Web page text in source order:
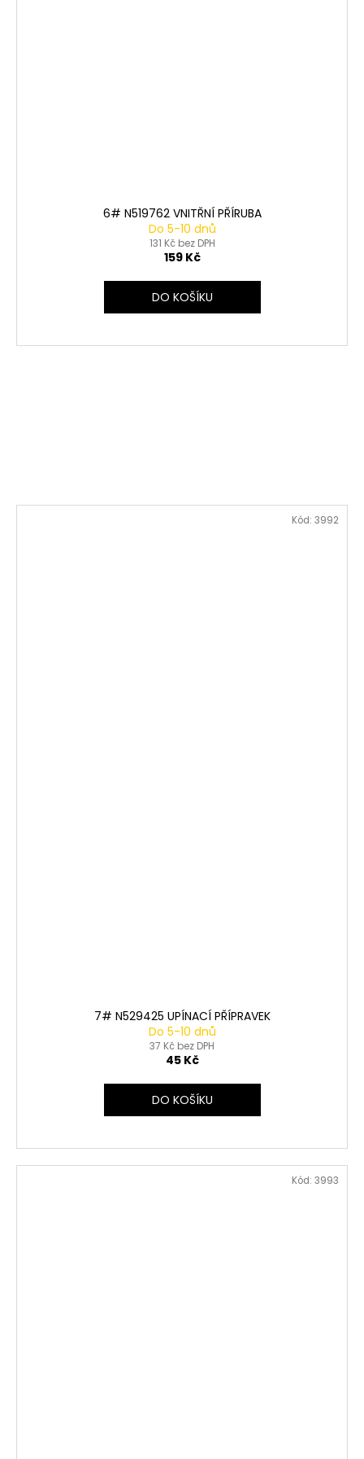
6# N519762 VNITŘNÍ PŘÍRUBA
Do 5-10 dnů
131 Kč bez DPH
159 Kč
DO KOŠÍKU
7# N529425 UPÍNACÍ PŘÍPRAVEK
Do 5-10 dnů
37 Kč bez DPH
45 Kč
DO KOŠÍKU
Kód: 3992
Kód: 3993